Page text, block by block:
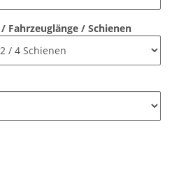
Fahrzeuglänge / Schienen